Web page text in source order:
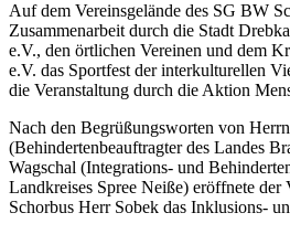
Auf dem Vereinsgelände des SG BW
Zusammenarbeit durch die Stadt
e.V., den örtlichen Vereinen und dem
e.V. das Sportfest der interkulturellen
die Veranstaltung durch die Aktion
Nach den Begrüßungsworten von
(Behindertenbeauftragter des Landes
Wagschal (Integrations- und
Landkreises Spree Neiße) eröffnete
Schorbus Herr Sobek das Inklusions-